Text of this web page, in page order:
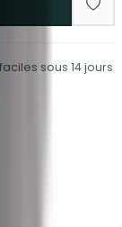
sous 14 jours